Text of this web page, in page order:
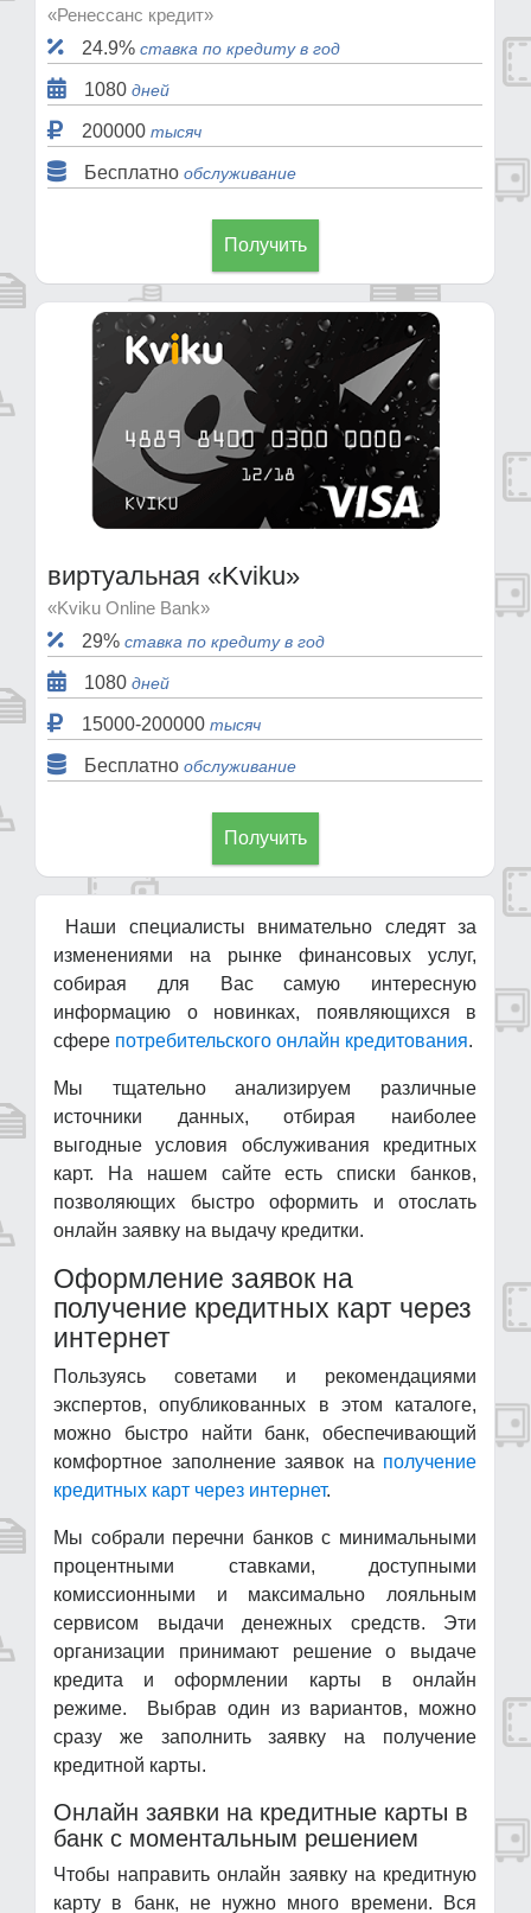
«Ренессанс кредит»
24.9% ставка по кредиту в год
1080 дней
200000 тысяч
Бесплатно обслуживание
Получить
виртуальная «Kviku»
«Kviku Online Bank»
29% ставка по кредиту в год
1080 дней
15000-200000 тысяч
Бесплатно обслуживание
Получить
Наши специалисты внимательно следят за
изменениями на рынке финансовых услуг,
собирая для Вас самую интересную
информацию о новинках, появляющихся в
сфере потребительского онлайн кредитования.
Мы тщательно анализируем различные
источники данных, отбирая наиболее
выгодные условия обслуживания кредитных
карт. На нашем сайте есть списки банков,
позволяющих быстро оформить и отослать
онлайн заявку на выдачу кредитки.
Оформление заявок на
получение кредитных карт через
интернет
Пользуясь советами и рекомендациями
экспертов, опубликованных в этом каталоге,
можно быстро найти банк, обеспечивающий
комфортное заполнение заявок на получение
кредитных карт через интернет.
Мы собрали перечни банков с минимальными
процентными ставками, доступными
комиссионными и максимально лояльным
сервисом выдачи денежных средств. Эти
организации принимают решение о выдаче
кредита и оформлении карты в онлайн
режиме. Выбрав один из вариантов, можно
сразу же заполнить заявку на получение
кредитной карты.
Онлайн заявки на кредитные карты в
банк с моментальным решением
Чтобы направить онлайн заявку на кредитную
карту в банк, не нужно много времени. Вся